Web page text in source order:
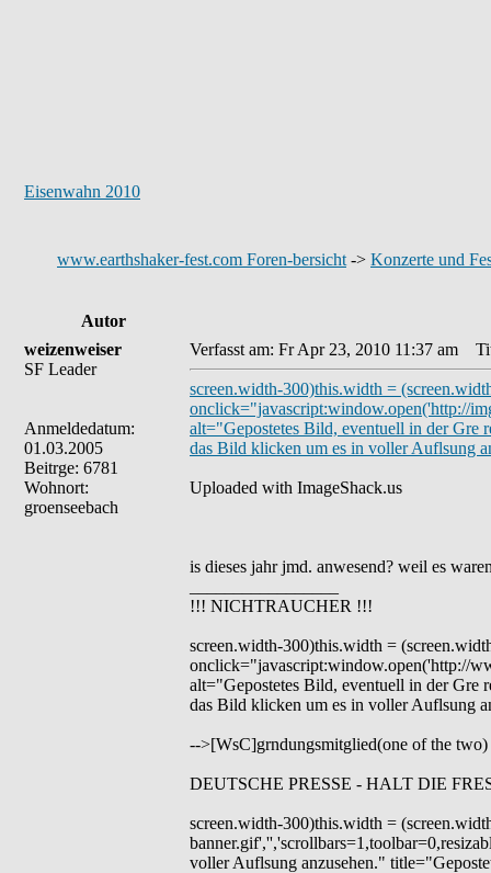
Eisenwahn 2010
www.earthshaker-fest.com Foren-bersicht -> Konzerte und
Autor
weizenweiser
SF Leader
Anmeldedatum:
01.03.2005
Beitrge: 6781
Wohnort:
groenseebach
Verfasst am: Fr Apr 23, 2010 11:37 am
screen.width-300)this.width =
onclick="javascript:window.open('http://
alt="Gepostetes Bild, eventuell in der Gre
das Bild klicken um es in voller Auflsung
Uploaded with ImageShack.us
is dieses jahr jmd. anwesend? weil es
!!! NICHTRAUCHER !!!
screen.width-300)this.width =
onclick="javascript:window.open('http://
alt="Gepostetes Bild, eventuell in der Gre
das Bild klicken um es in voller Auflsung
-->[WsC]grndungsmitglied(one of the two)
DEUTSCHE PRESSE - HALT DIE
screen.width-300)this.width =
voller Auflsung anzusehen."